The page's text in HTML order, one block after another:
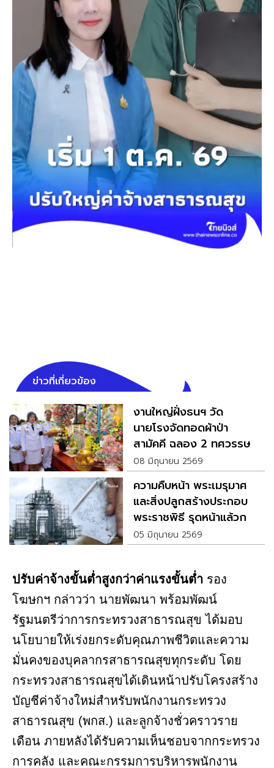
ข่าวที่เกี่ยวข้อง
งานใหญ่ฝั่งธนฯ วัด
นายโรงจัดทอดผ้าป่า
สามัคคี ฉลอง 2 ทศวรรษ
คลื่นวิทยุเพื่อสังคม
08 มิถุนายน 2569
ความคืบหน้า พระเมรุมาศ
และสิ่งปลูกสร้างประกอบ
พระราชพิธี รุดหน้าแล้วกว่า
23%
05 มิถุนายน 2569
ปรับค่าจ้างขั้นต่ำสูงกว่าค่าแรงขั้นต่ำ รอง
โฆษกฯ กล่าวว่า นายพัฒนา พร้อมพัฒน์
รัฐมนตรีว่าการกระทรวงสาธารณสุข ได้มอบ
นโยบายให้เร่งยกระดับคุณภาพชีวิตและความ
มั่นคงของบุคลากรสาธารณสุขทุกระดับ โดย
กระทรวงสาธารณสุขได้เดินหน้าปรับโครงสร้าง
บัญชีค่าจ้างใหม่สำหรับพนักงานกระทรวง
สาธารณสุข (พกส.) และลูกจ้างชั่วคราวราย
เดือน ภายหลังได้รับความเห็นชอบจากกระทรวง
การคลัง และคณะกรรมการบริหารพนักงาน